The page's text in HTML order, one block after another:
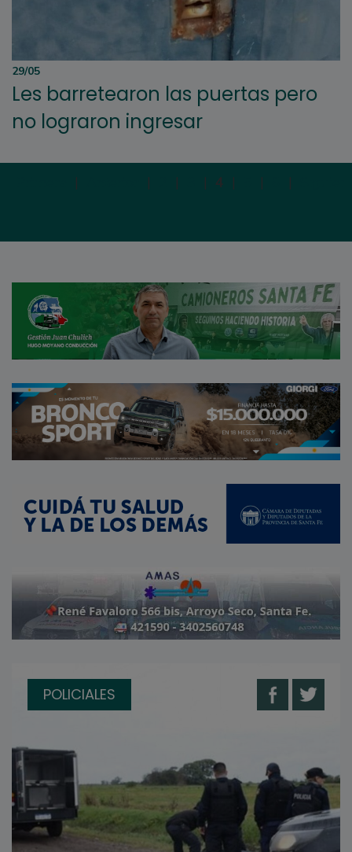
29/05
Les barretearon las puertas pero
no lograron ingresar
| | | | 4 | | |
POLICIALES